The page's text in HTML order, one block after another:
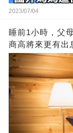
2023/07/04
睡前1小時，父
商高將來更有出